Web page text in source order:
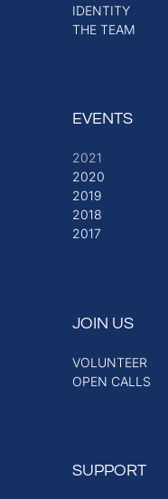
IDENTITY
THE TEAM
EVENTS
2021
2020
2019
2018
2017
JOIN US
VOLUNTEER
OPEN CALLS
SUPPORT